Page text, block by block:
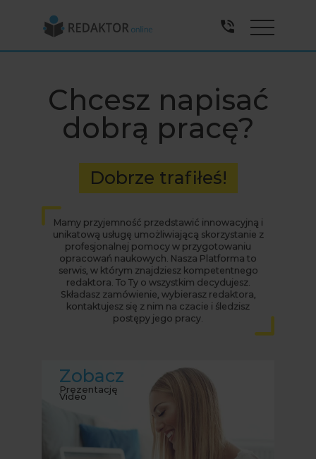
Menu
Chcesz napisać
dobrą pracę?
Dobrze trafiłeś!
Mamy przyjemność przedstawić innowacyjną i
unikatową usługę umożliwiającą skorzystanie z
profesjonalnej pomocy w przygotowaniu
opracowań naukowych. Nasza Platforma to
serwis, w którym znajdziesz kompetentnego
redaktora. To Ty o wszystkim decydujesz.
Składasz zamówienie, wybierasz redaktora,
kontaktujesz się z nim na czacie i śledzisz
postępy jego pracy.
Zobacz
Prezentację
Video